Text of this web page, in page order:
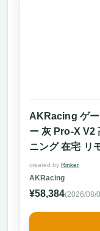
AKRacing ゲー
ー 灰 Pro-X V2
ニング 在宅 リ
created by Rinker
AKRacing
¥58,384(2026/08/